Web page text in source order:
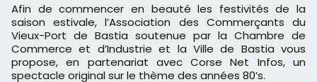
Afin de commencer en beauté les festivités de la
saison estivale, l’Association des Commerçants du
Vieux-Port de Bastia soutenue par la Chambre de
Commerce et d’Industrie et la Ville de Bastia vous
propose, en partenariat avec Corse Net Infos, un
spectacle original sur le thème des années 80’s.